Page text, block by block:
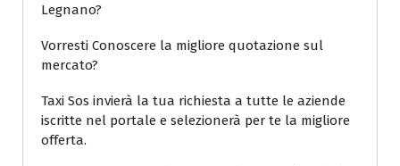
Legnano?
Vorresti Conoscere la migliore quotazione sul
mercato?
Taxi Sos invierà la tua richiesta a tutte le aziende
iscritte nel portale e selezionerà per te la migliore
offerta.